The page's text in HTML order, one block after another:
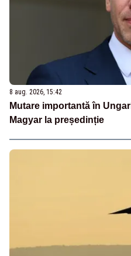
8 aug. 2026, 15:42
Mutare importantă în
Magyar la președinție